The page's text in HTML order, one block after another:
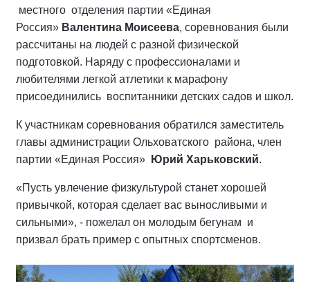
местного отделения партии «Единая
Россия» Валентина Моисеева, соревнования были
рассчитаны на людей с разной физической
подготовкой. Наряду с профессионалами и
любителями легкой атлетики к марафону
присоединились воспитанники детских садов и школ.
К участникам соревнования обратился заместитель
главы администрации Ольховатского района, член
партии «Единая Россия»
Юрий Харьковский.
«Пусть увлечение физкультурой станет хорошей
привычкой, которая сделает вас выносливыми и
сильными», - пожелал он молодым бегунам и
призвал брать пример с опытных спортсменов.